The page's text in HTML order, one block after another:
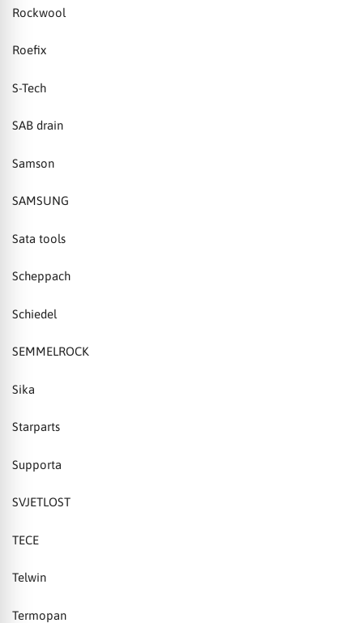
Rockwool
Roefix
S-Tech
SAB drain
Samson
SAMSUNG
Sata tools
Scheppach
Schiedel
SEMMELROCK
Sika
Starparts
Supporta
SVJETLOST
TECE
Telwin
Termopan